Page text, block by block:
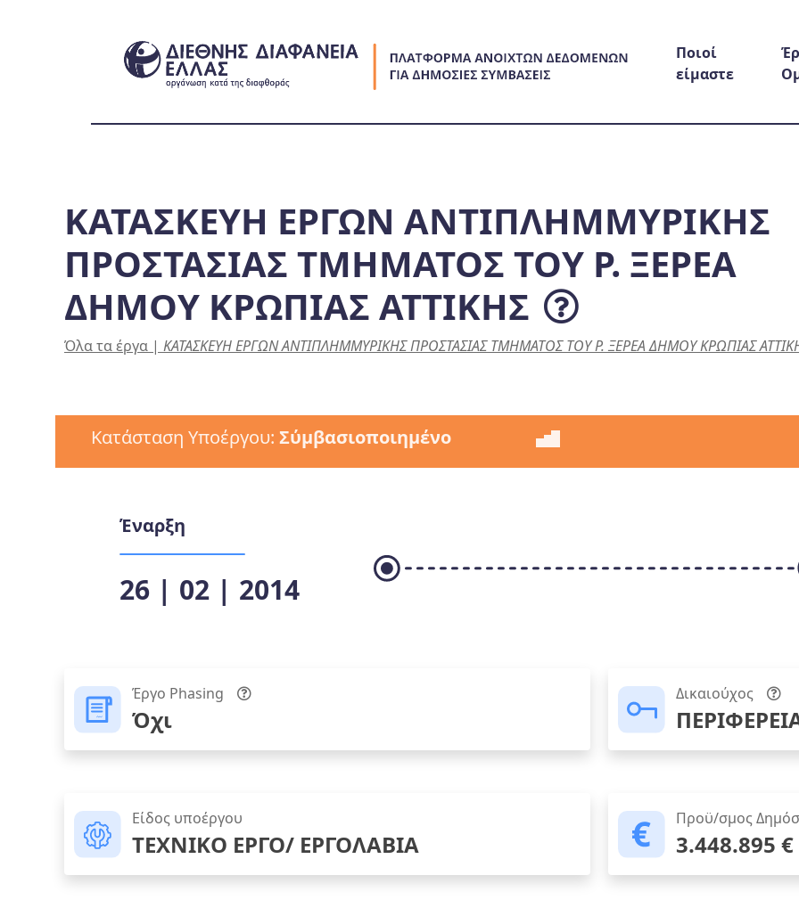
Ποιοί
είμαστε
ΚΑΤΑΣΚΕΥΗ ΕΡΓΩΝ ΑΝΤΙΠΛΗΜΜΥΡΙΚΗΣ
ΠΡΟΣΤΑΣΙΑΣ ΤΜΗΜΑΤΟΣ ΤΟΥ Ρ. ΞΕΡΕΑ
ΔΗΜΟΥ ΚΡΩΠΙΑΣ ΑΤΤΙΚΗΣ
Όλα τα έργα | ΚΑΤΑΣΚΕΥΗ ΕΡΓΩΝ ΑΝΤΙΠΛΗΜΜΥΡΙΚΗΣ ΠΡΟΣΤΑΣΙΑΣ ΤΜΗΜΑΤΟΣ ΤΟΥ Ρ. ΞΕΡΕΑ ΔΗΜΟΥ ΚΡΩΠΙΑΣ
Κατάσταση Υποέργου: Σύμβασιοποιημένο
Έναρξη
26 | 02 | 2014
Έργο Phasing
Όχι
Δικαιούχος
Είδος υποέργου
ΤΕΧΝΙΚΟ ΕΡΓΟ/ ΕΡΓΟΛΑΒΙΑ
Προϋ/σμος
3.448.895 €